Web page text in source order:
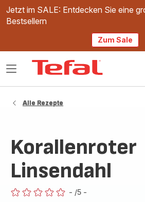
Jetzt im SALE: Entdecken Sie eine
Bestsellern
Zum Sale
Das
Alle Rezepte
Korallenroter
Linsendahl
- /5 -